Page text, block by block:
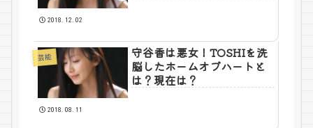
2018.12.02
芸能
守谷香は悪女！TOSHIを洗
脳したホームオブハートと
は？現在は？
2018.08.11